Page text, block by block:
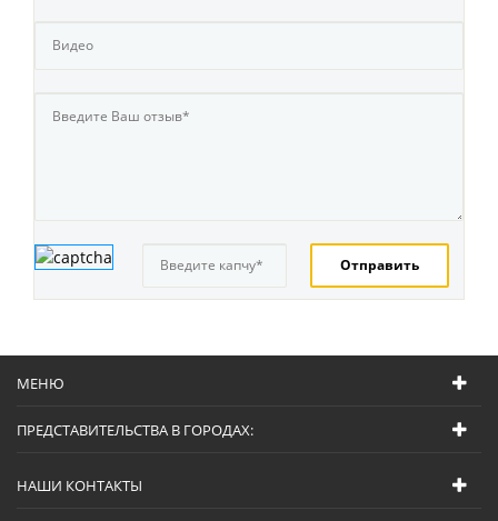
МЕНЮ
ПРЕДСТАВИТЕЛЬСТВА В ГОРОДАХ:
НАШИ КОНТАКТЫ